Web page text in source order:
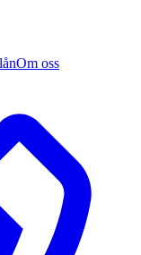
Om oss